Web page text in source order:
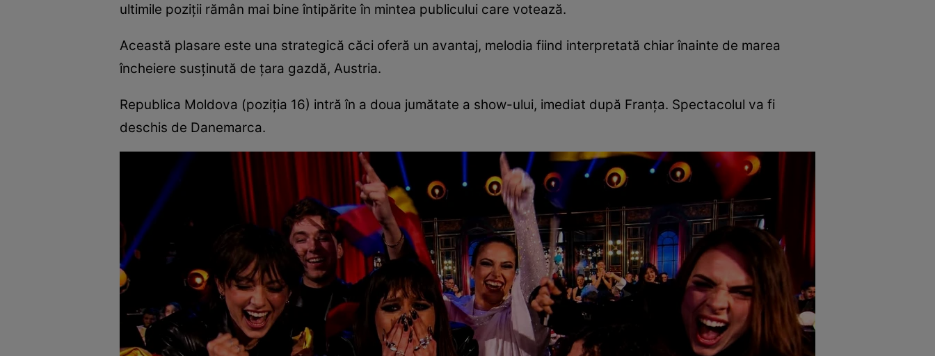
ultimile poziții rămân mai bine întipărite în mintea publicului care votează.
Această plasare este una strategică căci oferă un avantaj, melodia fiind interpretată chiar înainte de marea
încheiere susținută de țara gazdă, Austria.
Republica Moldova (poziția 16) intră în a doua jumătate a show-ului, imediat după Franța. Spectacolul va fi
deschis de Danemarca.